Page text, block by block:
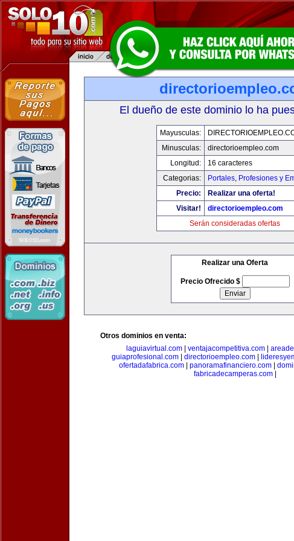
El dueño de este dominio lo ha
Mayusculas:
Minusculas:
directorioempleo.com
Longitud:
16 caracteres
Categorias:
Portales, Profesiones y
Precio:
Realizar una oferta!
Visitar!
directorioempleo.com
Serán consideradas ofertas
Realizar una Oferta
Precio Ofrecido $
Otros dominios en venta:
laguiavirtual.com
ventajacompetitiva.com
guiaprofesional.com| directorioempleo.com|
ofertadafabrica.com| panoramafinanciero.com|
fabricadecamperas.com|